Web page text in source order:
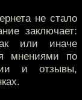
не стало
заключает:
или иначе
мнениями по
и отзывы,